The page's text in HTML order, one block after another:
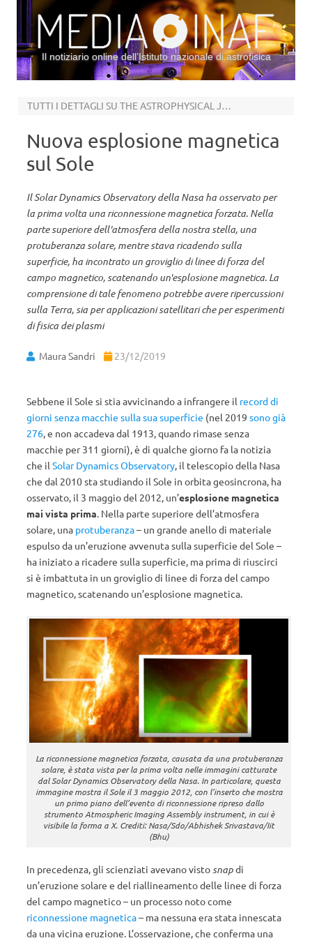
Il notiziario online dell’Istituto nazionale di astrofisica
TUTTI I DETTAGLI SU THE ASTROPHYSICAL JOURNAL
Nuova esplosione magnetica
sul Sole
Il Solar Dynamics Observatory della Nasa ha osservato per
la prima volta una riconnessione magnetica forzata. Nella
parte superiore dell'atmosfera della nostra stella, una
protuberanza solare, mentre stava ricadendo sulla
superficie, ha incontrato un groviglio di linee di forza del
campo magnetico, scatenando un'esplosione magnetica. La
comprensione di tale fenomeno potrebbe avere ripercussioni
sulla Terra, sia per applicazioni satellitari che per esperimenti
di fisica dei plasmi
Maura Sandri 23/12/2019
Sebbene il Sole si stia avvicinando a infrangere il record di
giorni senza macchie sulla sua superficie (nel 2019 sono già
276, e non accadeva dal 1913, quando rimase senza
macchie per 311 giorni), è di qualche giorno fa la notizia
che il Solar Dynamics Observatory, il telescopio della Nasa
che dal 2010 sta studiando il Sole in orbita geosincrona, ha
osservato, il 3 maggio del 2012, un’esplosione magnetica
mai vista prima. Nella parte superiore dell’atmosfera
solare, una protuberanza– un grande anello di materiale
espulso da un’eruzione avvenuta sulla superficie del Sole –
ha iniziato a ricadere sulla superficie, ma prima di riuscirci
si è imbattuta in un groviglio di linee di forza del campo
magnetico, scatenando un’esplosione magnetica.
La riconnessione magnetica forzata, causata da una protuberanza
solare, è stata vista per la prima volta nelle immagini catturate
dal Solar Dynamics Observatory della Nasa. In particolare, questa
immagine mostra il Sole il 3 maggio 2012, con l’inserto che mostra
un primo piano dell’evento di riconnessione ripreso dallo
strumento Atmospheric Imaging Assembly instrument, in cui è
visibile la forma a X. Crediti: Nasa/Sdo/Abhishek Srivastava/Iit
(Bhu)
In precedenza, gli scienziati avevano visto snapdi
un’eruzione solare e del riallineamento delle linee di forza
del campo magnetico – un processo noto come
riconnessione magnetica– ma nessuna era stata innescata
da una vicina eruzione. L’osservazione, che conferma una